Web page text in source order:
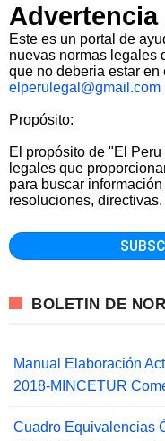
Advertencia
Este es un portal de
nuevas normas legales
que no deberia estar en
elperulegal@gmail.com
Propósito:
El propósito de "El
legales que
para buscar
resoluciones, directivas.
BOLETIN DE
Manual Elaboración
2018-MINCETUR
Cuadro Equivalencias